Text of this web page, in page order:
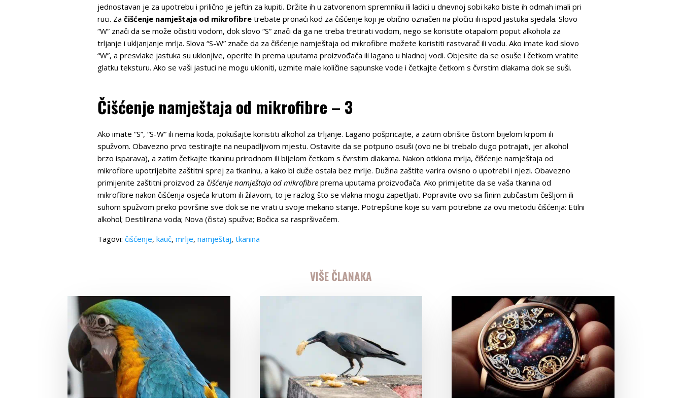
jednostavan je za upotrebu i prilično je jeftin za kupiti. Držite ih u zatvorenom spremniku ili ladici u dnevnoj sobi kako biste ih odmah imali pri
ruci. Za čišćenje namještaja od mikrofibre trebate pronaći kod za čišćenje koji je obično označen na pločici ili ispod jastuka sjedala. Slovo
“W” znači da se može očistiti vodom, dok slovo “S” znači da ga ne treba tretirati vodom, nego se koristite otapalom poput alkohola za
trljanje i ukljanjanje mrlja. Slova “S-W” znače da za čišćenje namještaja od mikrofibre možete koristiti rastvarač ili vodu. Ako imate kod slovo
“W”, a presvlake jastuka su uklonjive, operite ih prema uputama proizvođača ili lagano u hladnoj vodi. Objesite da se osuše i četkom vratite
glatku teksturu. Ako se vaši jastuci ne mogu ukloniti, uzmite male količine sapunske vode i četkajte četkom s čvrstim dlakama dok se suši.
Čišćenje namještaja od mikrofibre – 3
Ako imate “S”, “S-W” ili nema koda, pokušajte koristiti alkohol za trljanje. Lagano pošpricajte, a zatim obrišite čistom bijelom krpom ili
spužvom. Obavezno prvo testirajte na neupadljivom mjestu. Ostavite da se potpuno osuši (ovo ne bi trebalo dugo potrajati, jer alkohol
brzo isparava), a zatim četkajte tkaninu prirodnom ili bijelom četkom s čvrstim dlakama. Nakon otklona mrlja, čišćenje namještaja od
mikrofibre upotrijebite zaštitni sprej za tkaninu, a kako bi duže ostala bez mrlje. Dužina zaštite varira ovisno o upotrebi i njezi. Obavezno
primijenite zaštitni proizvod za čišćenje namještaja od mikrofibre prema uputama proizvođača. Ako primijetite da se vaša tkanina od
mikrofibre nakon čišćenja osjeća krutom ili žilavom, to je razlog što se vlakna mogu zapetljati. Popravite ovo sa finim zubčastim češljom ili
suhom spužvom preko površine sve dok se ne vrati u svoje mekano stanje. Potrepštine koje su vam potrebne za ovu metodu čišćenja: Etilni
alkohol; Destilirana voda; Nova (čista) spužva; Bočica sa raspršivačem.
Tagovi: čišćenje, kauč, mrlje, namještaj, tkanina
VIŠE ČLANAKA